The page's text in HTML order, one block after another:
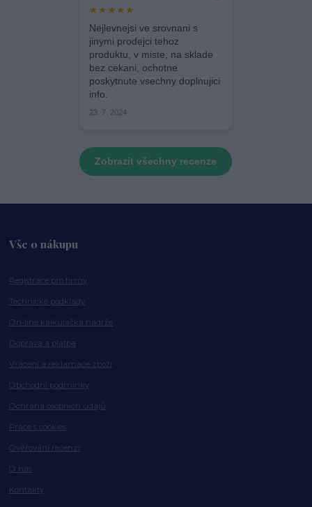
★★★★★
Nejlevnejsi ve srovnani s
jinymi prodejci tehoz
produktu, v miste, na sklade
bez cekani, ochotne
poskytnute vsechny doplnujici
info.
23. 7. 2024
Zobrazit všechny recenze
Vše o nákupu
Registrace pro firmy
Technické podklady
On-line kalkulačka nádrže
Doprava a platba
Vrácení a reklamace zboží
Obchodní podmínky
Ochrana osobních údajů
Práce s cookies
Ověřování recenzí
O nás
Kontakty